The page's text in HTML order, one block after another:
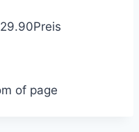
Preis
of page